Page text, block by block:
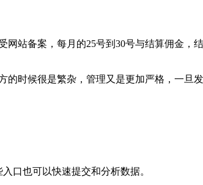
站备案，每月的25号到30号与结算佣金，
时候很是繁杂，管理又是更加严格，一旦
口也可以快速提交和分析数据。